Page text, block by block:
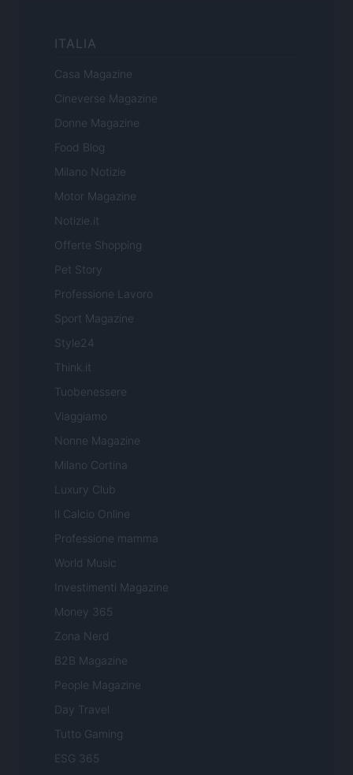
ITALIA
Casa Magazine
Cineverse Magazine
Donne Magazine
Food Blog
Milano Notizie
Motor Magazine
Notizie.it
Offerte Shopping
Pet Story
Professione Lavoro
Sport Magazine
Style24
Think.it
Tuobenessere
Viaggiamo
Nonne Magazine
Milano Cortina
Luxury Club
Il Calcio Online
Professione mamma
World Music
Investimenti Magazine
Money 365
Zona Nerd
B2B Magazine
People Magazine
Day Travel
Tutto Gaming
ESG 365